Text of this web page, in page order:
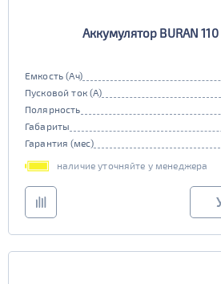
Аккумулятор BURAN
Емкость (Ач)
Пусковой ток (А)
Полярность
Габариты
Гарантия (мес)
наличие уточняйте у менеджера